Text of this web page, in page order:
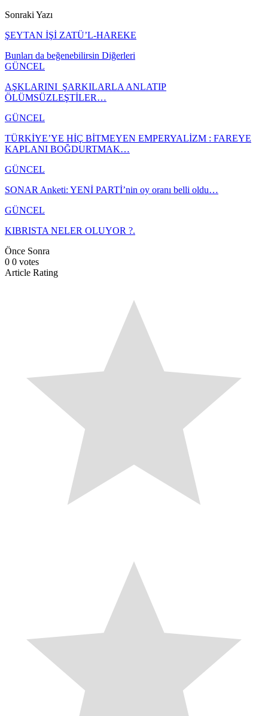
Sonraki Yazı
ŞEYTAN İŞİ ZATÜ’L-HAREKE
Bunları da beğenebilirsin Diğerleri
GÜNCEL
AŞKLARINI ŞARKILARLA ANLATIP
ÖLÜMSÜZLEŞTİLER…
GÜNCEL
TÜRKİYE’YE HİÇ BİTMEYEN EMPERYALİZM : FAREYE
KAPLANI BOĞDURTMAK…
GÜNCEL
SONAR Anketi: YENİ PARTİ’nin oy oranı belli oldu…
GÜNCEL
KIBRISTA NELER OLUYOR ?.
Önce Sonra
0 0 votes
Article Rating